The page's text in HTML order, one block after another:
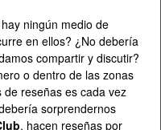
ningún medio de
en ellos? ¿No debería
compartir y discutir?
o dentro de las zonas
reseñas es cada vez
sorprendernos
, hacen reseñas por